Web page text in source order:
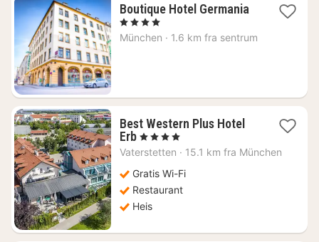
Boutique Hotel Germania1
fra
, 4 Stjerner
München · 1.6 km fra sentrum
Best Western Plus Hotel
Erb1
natt
1008
kr.
, 4 Stjerner
Vaterstetten · 15.1 km fra München
Gratis Wi-Fi
Restaurant
Heis